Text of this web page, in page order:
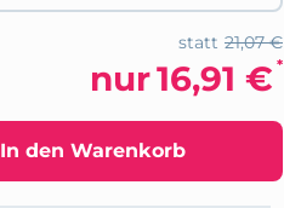
21,07 €
statt
nur16,91 € *
In den Warenkorb